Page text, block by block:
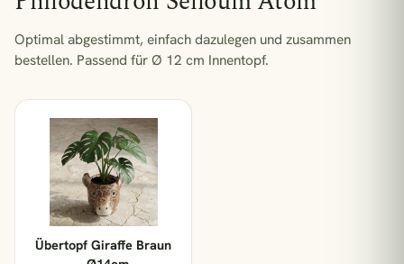
Optimal abgestimmt, einfach dazulegen und zusammen
bestellen. Passend für Ø 12 cm Innentopf.
Übertopf Giraffe Braun
Adiantum Fritz Luthi
Aglaomorpha Coronans